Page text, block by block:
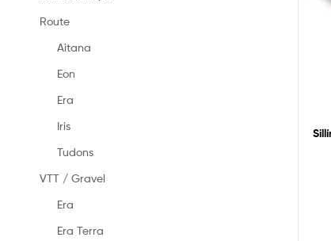
Route
Aitana
Eon
Era
Iris
Tudons
VTT / Gravel
Era
Era Terra